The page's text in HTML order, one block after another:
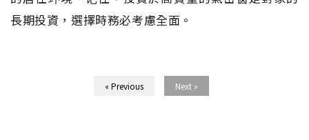
長期投資，選擇時務必考慮全面。
« Previous Next »